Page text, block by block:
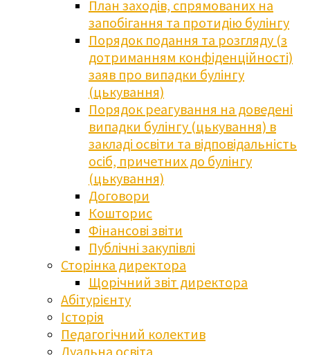
План заходів, спрямованих на
запобігання та протидію булінгу
Порядок подання та розгляду (з
дотриманням конфіденційності)
заяв про випадки булінгу
(цькування)
Порядок реагування на доведені
випадки булінгу (цькування) в
закладі освіти та відповідальність
осіб, причетних до булінгу
(цькування)
Договори
Кошторис
Фінансові звіти
Публічні закупівлі
Сторінка директора
Щорічний звіт директора
Абітурієнту
Історія
Педагогічний колектив
Дуальна освіта